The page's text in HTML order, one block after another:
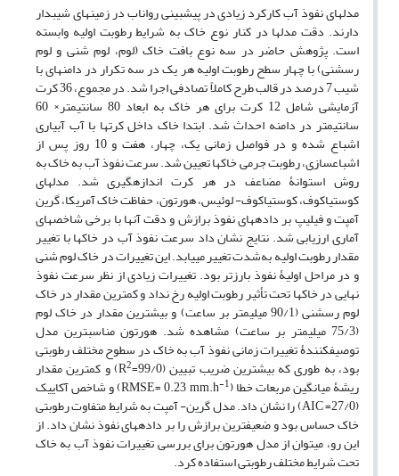
مدل‏های نفوذ آب کارکرد زیادی در پیش‏بینی رواناب در زمین‏های شیب‏دار
دارند. دقت مدل‏ها در کنار نوع خاک به شرایط رطوبت اولیه وابسته
است. پژوهش حاضر در سه نوع بافت خاک (لوم، لوم‏ شنی و لوم
‏رس‏شنی) با چهار سطح رطوبت اولیه هر یک در سه تکرار در دامنه‏ای با
شیب 7 درصد در قالب طرح کاملاً تصادفی اجرا شد. در مجموع، 36 کرت
آزمایشی شامل 12 کرت برای هر خاک به ابعاد 80 سانتی‏متر× 60
سانتی‏متر در دامنه احداث شد. ابتدا خاک داخل کرت‏ها با آب آبیاری
اشباع شده و در فواصل زمانی یک، چهار، هفت و 10 روز پس از
اشباع‏سازی، رطوبت جرمی خاک‏ها تعیین شد. سرعت نفوذ آب به خاک به
روش استوانۀ مضاعف در هر کرت اندازه‏گیری شد. مدل‏های
کوستیاکوف، کوستیاکوف- لوئیس، هورتون، حفاظت خاک آمریکا، گرین
آمپت و فیلیپ بر داده‏های نفوذ برازش و دقت آنها با برخی شاخص‏های
آماری ارزیابی شد. نتایج نشان داد سرعت نفوذ آب در خاک‏ها با تغییر
مقدار رطوبت اولیه به‌شدت تغییر می‏یابد. این تغییرات در خاک لوم ‏شنی
و در مراحل اولیۀ نفوذ بارزتر بود. تغییرات زیادی از نظر سرعت نفوذ
نهایی در خاک‏ها تحت تأثیر رطوبت اولیه رخ نداد و کمترین مقدار در خاک
لوم‏ رس‏شنی (90/1 میلی‏متر بر ساعت) و بیشترین مقدار در خاک لوم
(75/3 میلی‏متر بر ساعت) مشاهده شد. هورتون مناسب‏ترین مدل
توصیف‏کنندۀ تغییرات زمانی نفوذ آب به خاک در سطوح مختلف رطوبتی
بود، به طوری که بیشترین ضریب تبیین (99/0=R 2 ) و کمترین مقدار
ریشۀ میانگین مربعات خطا (RMSE= 0.23 mm.h-1 ) و شاخص آکاییک
(27/0= AIC) را نشان داد. مدل گرین- آمپت به شرایط متفاوت رطوبتی
خاک حساس بود و ضعیف‏ترین برازش را بر داده‏های نفوذ نشان داد. از
این رو، می‏توان از مدل هورتون برای بررسی تغییرات نفوذ آب به خاک
تحت شرایط مختلف رطوبتی استفاده کرد.